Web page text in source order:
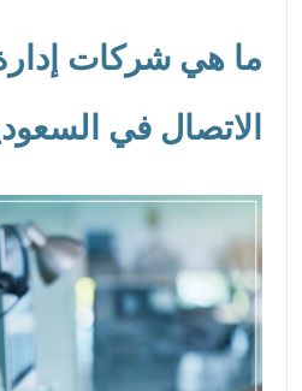
ما هي شركات
الاتصال في